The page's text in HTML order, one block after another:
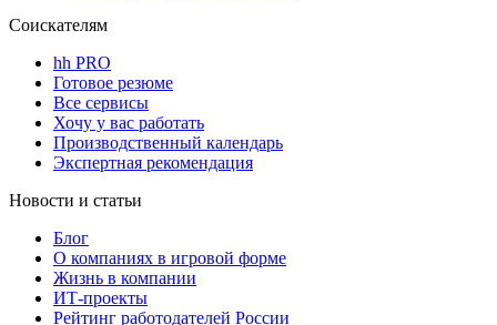
Соискателям
hh PRO
Готовое резюме
Все сервисы
Хочу у вас работать
Производственный календарь
Экспертная рекомендация
Новости и статьи
Блог
О компаниях в игровой форме
Жизнь в компании
ИТ-проекты
Рейтинг работодателей России